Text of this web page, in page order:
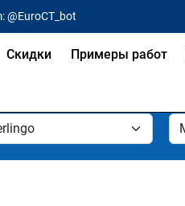
@EuroCT_bot
Скидки Примеры работ